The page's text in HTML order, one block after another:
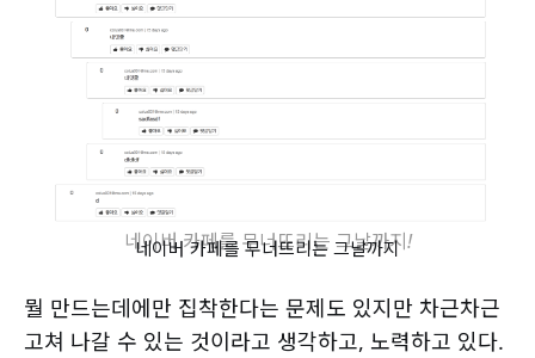
네이버 카페를 무너뜨리는 그날까지!
네이버 카페를 무너뜨리는 그날까지
뭘 만드는데에만 집착한다는 문제도 있지만 차근차근
고쳐 나갈 수 있는 것이라고 생각하고, 노력하고 있다.